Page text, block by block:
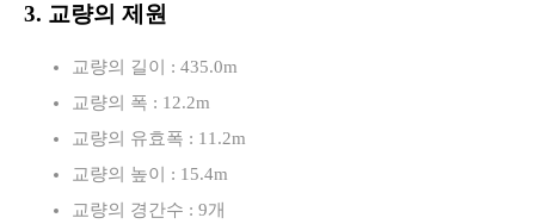
3. 교량의 제원
교량의 길이 : 435.0m
교량의 폭 : 12.2m
교량의 유효폭 : 11.2m
교량의 높이 : 15.4m
교량의 경간수 : 9개